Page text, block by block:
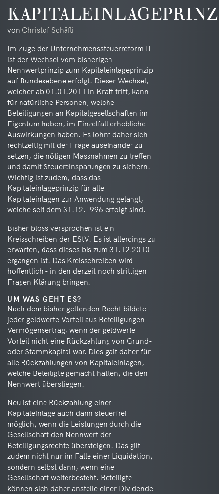
von Christof Schäfli
Im Zuge der Unternehmenssteuerreform II
ist der Wechsel vom bisherigen
Nennwertprinzip zum Kapitaleinlageprinzip
auf Bundesebene erfolgt. Dieser Wechsel,
welcher ab 01.01.2011 in Kraft tritt, kann
für natürliche Personen, welche
Beteiligungen an Kapitalgesellschaften im
Eigentum haben, im Einzelfall erhebliche
Auswirkungen haben. Es lohnt daher sich
rechtzeitig mit der Frage auseinander zu
setzen, die nötigen Massnahmen zu treffen
und damit Steuereinsparungen zu sichern.
Wichtig ist zudem, dass das
Kapitaleinlageprinzip für alle
Kapitaleinlagen zur Anwendung gelangt,
welche seit dem 31.12.1996 erfolgt sind.
Bisher bloss versprochen ist ein
Kreisschreiben der EStV. Es ist allerdings zu
erwarten, dass dieses bis zum 31.12.2010
ergangen ist. Das Kreisschreiben wird -
hoffentlich - in den derzeit noch strittigen
Fragen Klärung bringen.
UM WAS GEHT ES?
Nach dem bisher geltenden Recht bildete
jeder geldwerte Vorteil aus Beteiligungen
Vermögensertrag, wenn der geldwerte
Vorteil nicht eine Rückzahlung von Grund-
oder Stammkapital war. Dies galt daher für
alle Rückzahlungen von Kapitaleinlagen,
welche Beteiligte gemacht hatten, die den
Nennwert überstiegen.
Neu ist eine Rückzahlung einer
Kapitaleinlage auch dann steuerfrei
möglich, wenn die Leistungen durch die
Gesellschaft den Nennwert der
Beteiligungsrechte übersteigen. Das gilt
zudem nicht nur im Falle einer Liquidation,
sondern selbst dann, wenn eine
Gesellschaft weiterbesteht. Beteiligte
können sich daher anstelle einer Dividende